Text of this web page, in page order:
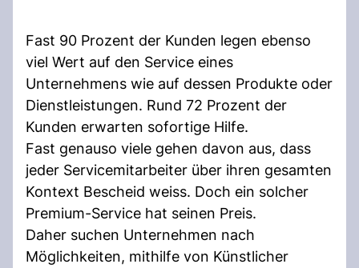
Fast 90 Prozent der Kunden legen ebenso
viel Wert auf den Service eines
Unternehmens wie auf dessen Produkte oder
Dienstleistungen. Rund 72 Prozent der
Kunden erwarten sofortige Hilfe.
Fast genauso viele gehen davon aus, dass
jeder Servicemitarbeiter über ihren gesamten
Kontext Bescheid weiss. Doch ein solcher
Premium-Service hat seinen Preis.
Daher suchen Unternehmen nach
Möglichkeiten, mithilfe von Künstlicher